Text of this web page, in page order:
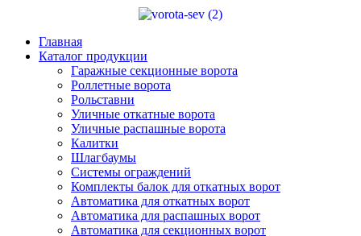
Главная
Каталог продукции
Гаражные секционные ворота
Роллетные ворота
Рольставни
Уличные откатные ворота
Уличные распашные ворота
Калитки
Шлагбаумы
Системы ограждений
Комплекты балок для откатных ворот
Автоматика для откатных ворот
Автоматика для распашных ворот
Автоматика для секционных ворот